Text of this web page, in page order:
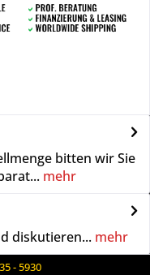
bitten wir Sie
mehr
diskutieren... mehr
- 5930